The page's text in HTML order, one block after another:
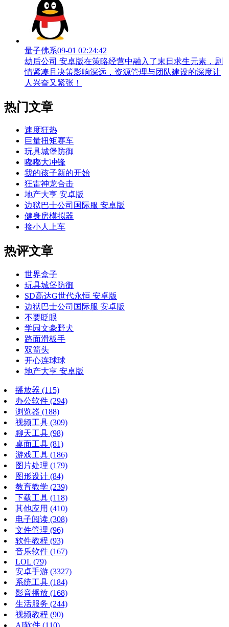
量子佛系09-01 02:24:42
劫后公司 安卓版在策略经营中融入了末日求生元素，剧
情紧凑且决策影响深远，资源管理与团队建设的深度让
人兴奋又紧张！
热门文章
速度狂热
巨量扭矩赛车
玩具城堡防御
嘟嘟大冲锋
我的孩子新的开始
狂雷神龙合击
地产大亨 安卓版
边狱巴士公司国际服 安卓版
健身房模拟器
接小人上车
热评文章
世界盒子
玩具城堡防御
SD高达G世代永恒 安卓版
边狱巴士公司国际服 安卓版
不要眨眼
学园文豪野犬
路面滑板手
双箭头
开心连球球
地产大亨 安卓版
播放器 (115)
办公软件 (294)
浏览器 (188)
视频工具 (309)
聊天工具 (98)
桌面工具 (81)
游戏工具 (186)
图片处理 (179)
图形设计 (84)
教育教学 (239)
下载工具 (118)
其他应用 (410)
电子阅读 (308)
文件管理 (96)
软件教程 (93)
音乐软件 (167)
LOL (79)
安卓手游 (3327)
系统工具 (184)
影音播放 (168)
生活服务 (244)
视频教程 (90)